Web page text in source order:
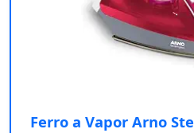
Ferro a Vapor Arno